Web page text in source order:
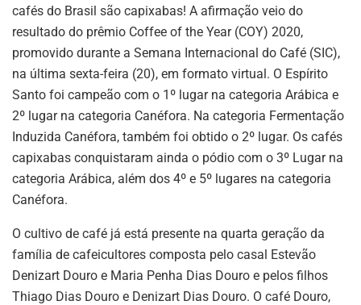
cafés do Brasil são capixabas! A afirmação veio do
resultado do prêmio Coffee of the Year (COY) 2020,
promovido durante a Semana Internacional do Café (SIC),
na última sexta-feira (20), em formato virtual. O Espírito
Santo foi campeão com o 1º lugar na categoria Arábica e
2º lugar na categoria Canéfora. Na categoria Fermentação
Induzida Canéfora, também foi obtido o 2º lugar. Os cafés
capixabas conquistaram ainda o pódio com o 3º Lugar na
categoria Arábica, além dos 4º e 5º lugares na categoria
Canéfora.
O cultivo de café já está presente na quarta geração da
família de cafeicultores composta pelo casal Estevão
Denizart Douro e Maria Penha Dias Douro e pelos filhos
Thiago Dias Douro e Denizart Dias Douro. O café Douro,